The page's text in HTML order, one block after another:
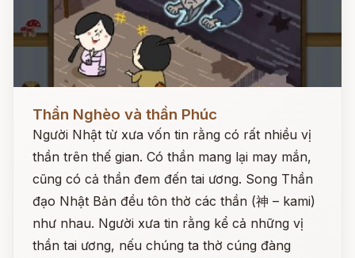
Đọc ngay
Thần Nghèo và thần Phúc
Người Nhật từ xưa vốn tin rằng có rất nhiều vị
thần trên thế gian. Có thần mang lại may mắn,
cũng có cả thần đem đến tai ương. Song Thần
đạo Nhật Bản đều tôn thờ các thần (神 – kami)
như nhau. Người xưa tin rằng kể cả những vị
thần tai ương, nếu chúng ta thờ cúng đàng